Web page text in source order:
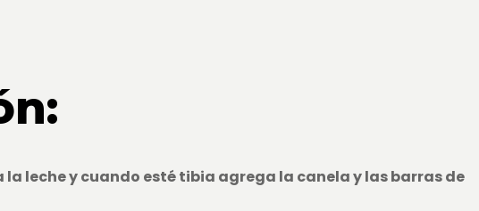
leche y cuando esté tibia agrega la canela y las barras de